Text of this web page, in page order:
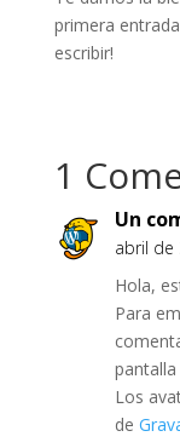
primera
escribir!
1
Un
abril de
Hola,
Para
Los
de